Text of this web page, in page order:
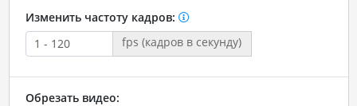
Изменить частоту кадров:
fps (кадров в секунду)
Обрезать видео: